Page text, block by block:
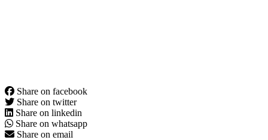
Share on facebook
Share on twitter
Share on linkedin
Share on whatsapp
Share on email